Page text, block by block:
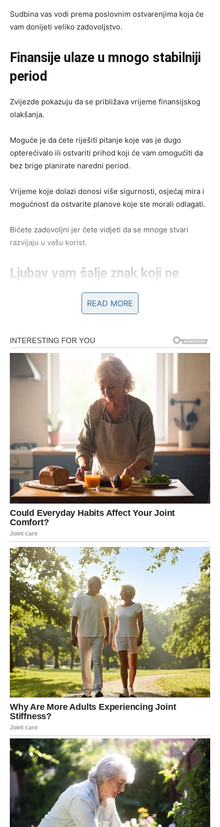
Sudbina vas vodi prema poslovnim ostvarenjima koja će
vam donijeti veliko zadovoljstvo.
Finansije ulaze u mnogo stabilniji
period
Zvijezde pokazuju da se približava vrijeme finansijskog
olakšanja.
Moguće je da ćete riješiti pitanje koje vas je dugo
opterećivalo ili ostvariti prihod koji će vam omogućiti da
bez brige planirate naredni period.
Vrijeme koje dolazi donosi više sigurnosti, osjećaj mira i
mogućnost da ostvarite planove koje ste morali odlagati.
Bićete zadovoljni jer ćete vidjeti da se mnoge stvari
razvijaju u vašu korist.
Ljubav vam šalje znak koji ne
smijete zanemariti
Na polju emocija očekuju vas veoma posebni trenuci.
Ako ste slobodni, jedna osoba će na vrlo iskren način
pokazati da želi biti dio vašeg života. Obratite pažnju na
male znakove pažnje i iskrene razgovore, jer upravo u
njima može početi priča koja će vam donijeti veliku sreću.
Ako ste zauzeti, partner će pokazati želju da zajedno
napravite važan korak prema još ljepšoj zajedničkoj
budućnosti. Iskren razgovor ukloniće stare nesporazume
i donijeti vam mnogo više povjerenja.
Ljubav će postati vaša najveća snaga u periodu koji
dolazi.
Jedna odluka može promijeniti
vašu budućnost
Vrlo brzo naći ćete se pred izborom koji će imati mnogo
veći značaj nego što sada pretpostavljate.
Na prvi pogled možda će izgledati kao sasvim obična
prilika, ali upravo iza nje krije se mogućnost da ostvarite
ono što ste dugo željeli.
Zvijezde vas savjetuju da vjerujete sebi i da ne dozvolite
da vas prošli neuspjesi ili sumnje spriječe da krenete
naprijed.
Sudbina vam jasno pokazuje put kojim treba da krenete.
READ MORE